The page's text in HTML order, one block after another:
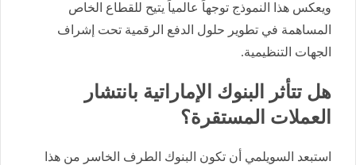
ويعكس هذا النموذج توجهاً عالمياً يتيح للقطاع الخاص
المساهمة في تطوير حلول الدفع الرقمية تحت إشراف
الجهات التنظيمية.
هل تتأثر البنوك الإماراتية بانتشار
العملات المستقرة؟
استبعد السويلمي أن تكون البنوك الطرف الخاسر من هذا